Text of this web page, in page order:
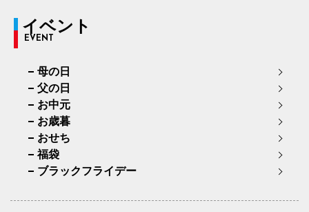
イベント
EVENT
母の日
父の日
お中元
お歳暮
おせち
福袋
ブラックフライデー